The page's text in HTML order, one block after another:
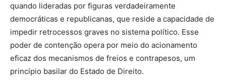
quando lideradas por figuras verdadeiramente
democráticas e republicanas, que reside a capacidade de
impedir retrocessos graves no sistema político. Esse
poder de contenção opera por meio do acionamento
eficaz dos mecanismos de freios e contrapesos, um
princípio basilar do Estado de Direito.